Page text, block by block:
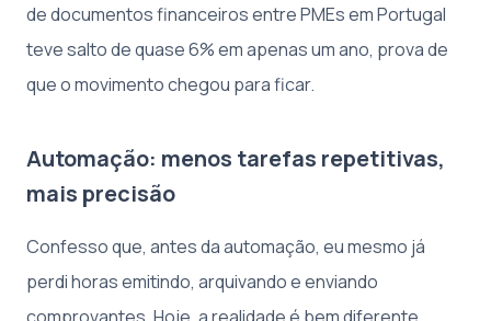
de documentos financeiros entre PMEs em Portugal
teve salto de quase 6% em apenas um ano, prova de
que o movimento chegou para ficar.
Automação: menos tarefas repetitivas,
mais precisão
Confesso que, antes da automação, eu mesmo já
perdi horas emitindo, arquivando e enviando
comprovantes. Hoje, a realidade é bem diferente.